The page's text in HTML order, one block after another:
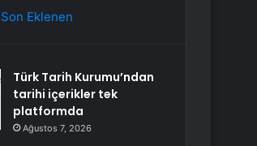
Son Eklenen
Türk Tarih Kurumu’ndan
tarihi içerikler tek
platformda
Ağustos 7, 2026